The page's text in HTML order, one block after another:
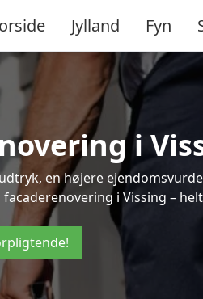
Jylland Fyn
i
en højere
i Vissing –